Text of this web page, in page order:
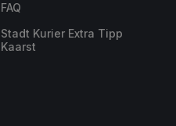
FAQ
Stadt Kurier Extra Tipp
Kaarst